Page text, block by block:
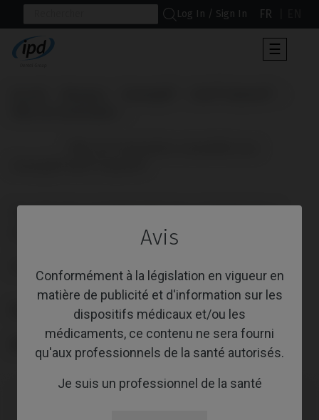
Avis
Conformément à la législation en vigueur en
matière de publicité et d'information sur les
dispositifs médicaux et/ou les
médicaments, ce contenu ne sera fourni
qu'aux professionnels de la santé autorisés.
Je suis un professionnel de la santé
Log In / Sign In FR
Toggle
☰
PILIER DE CICATRISATION COMPATIBLE
AVEC DENTSPLY® XIVE® FRIADENT®
PLATE-FORME
GINGIVALHEIGHT